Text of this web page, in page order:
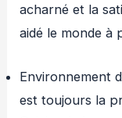
acharné et la
aidé le monde à
Environnement
est toujours la